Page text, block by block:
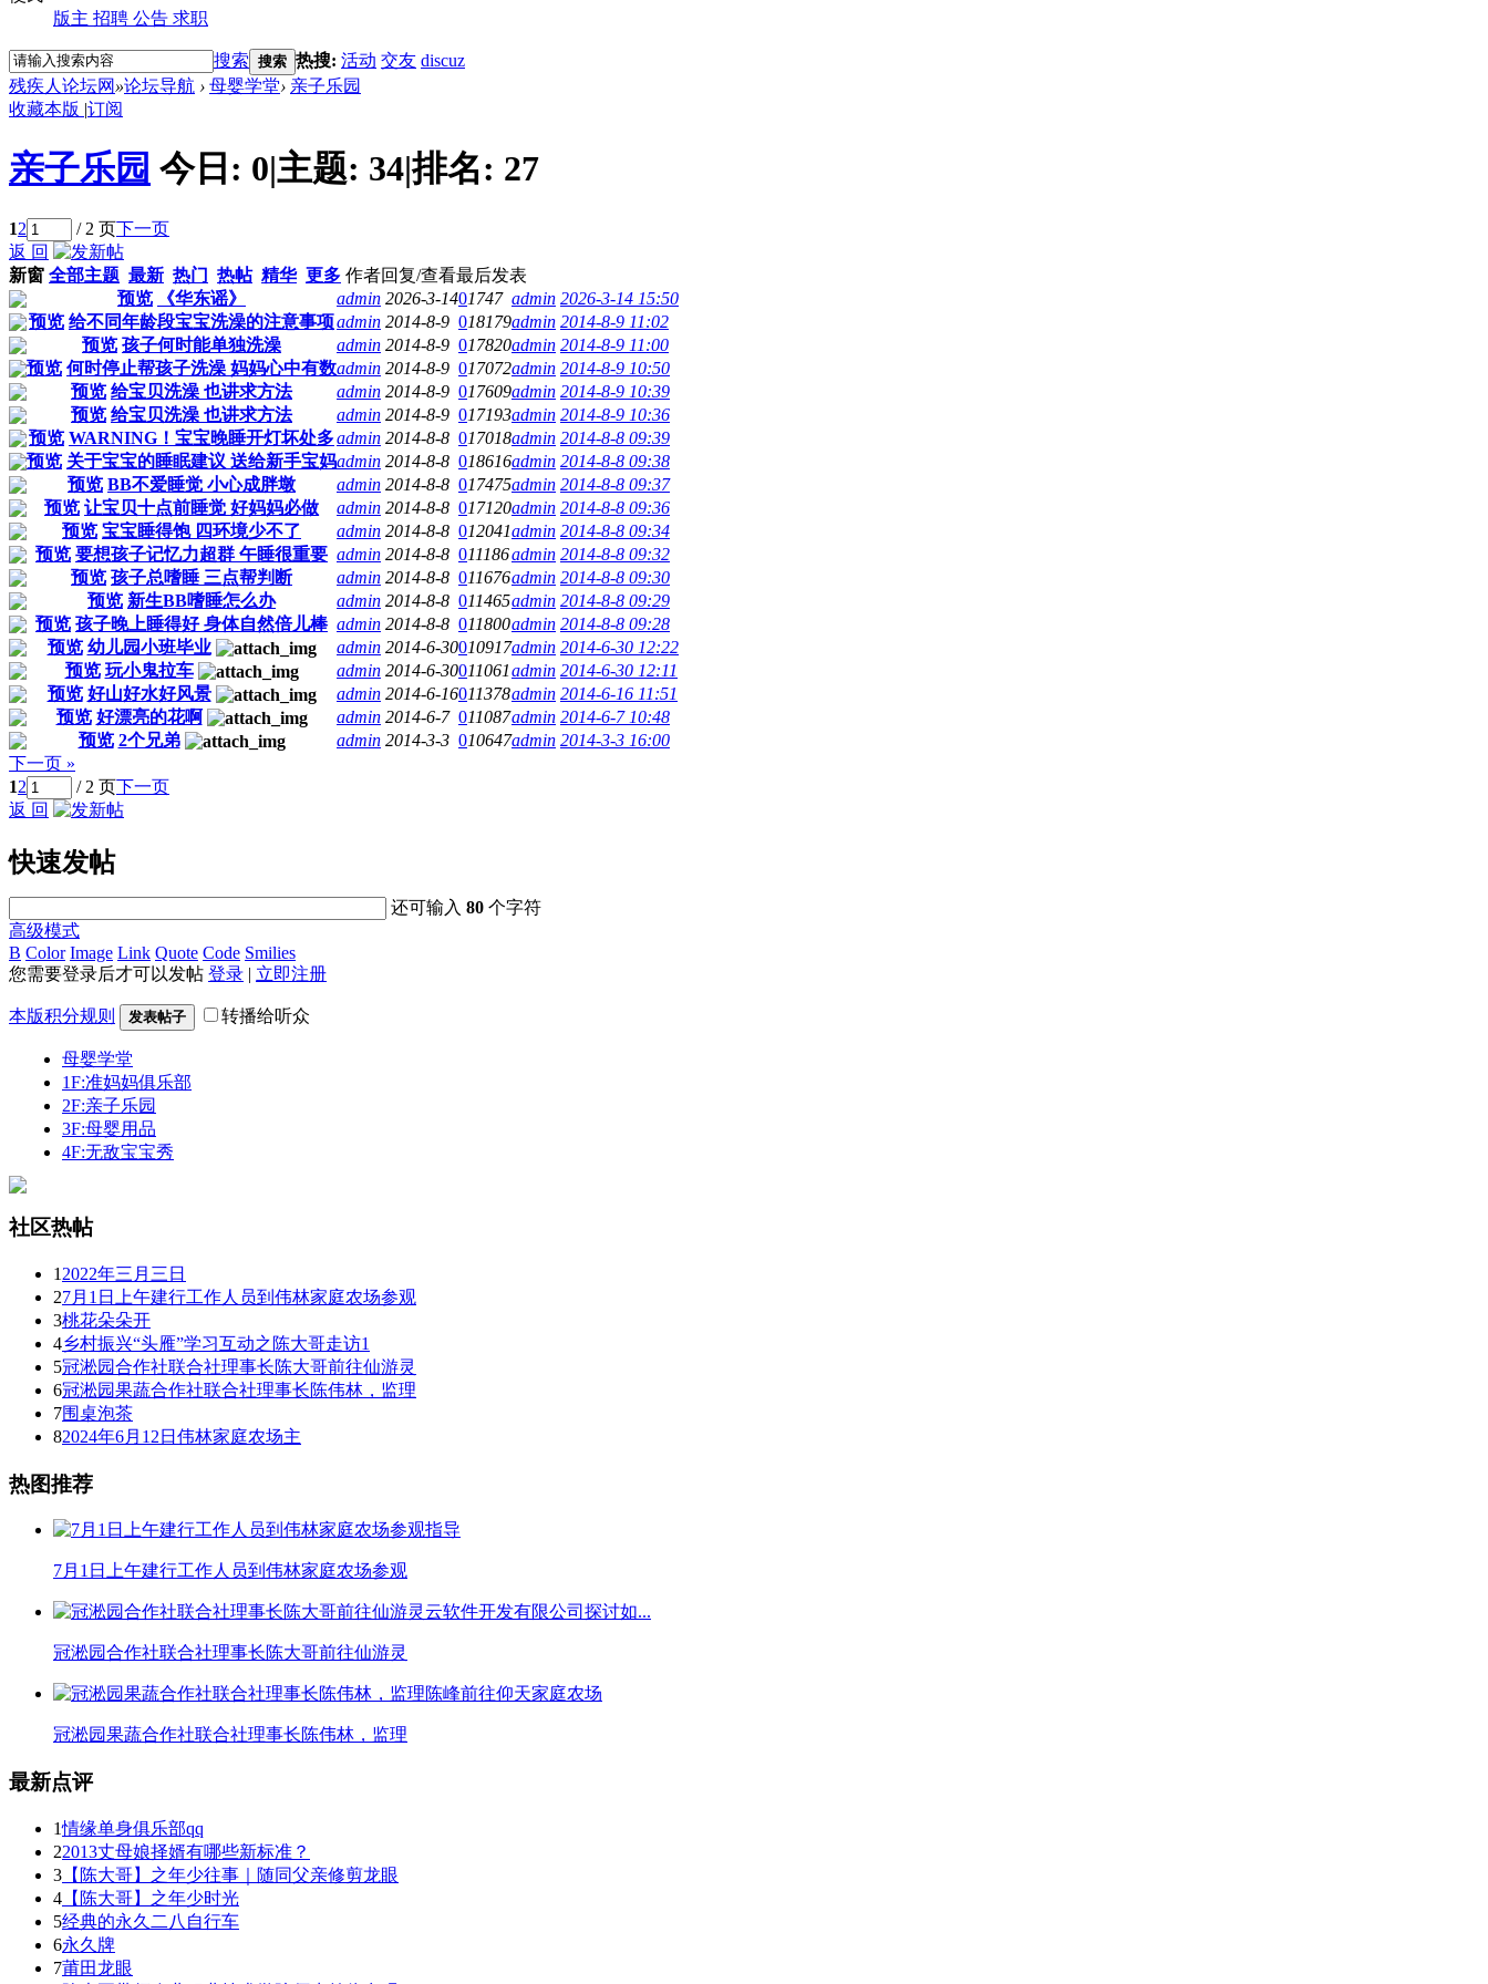
版主 招聘 公告 求职
搜索 搜索 热搜: 活动 交友 discuz
残疾人论坛网 »论坛导航 › 母婴学堂› 亲子乐园
收藏本版 |订阅
亲子乐园 今日: 0|主题: 34|排名: 27
12 / 2 页下一页
返 回
新窗 全部主题 最新 热门 热帖 精华 更多 作者回复/查看最后发表
预览
《华东谣》 admin 2026-3-1401747 admin 2026-3-14 15:50
预览 给不同年龄段宝宝洗澡的注意事项admin 2014-8-9 018179admin 2014-8-9 11:02
预览 孩子何时能单独洗澡 admin 2014-8-9 017820admin 2014-8-9 11:00
预览 何时停止帮孩子洗澡 妈妈心中有数admin 2014-8-9 017072admin 2014-8-9 10:50
预览 给宝贝洗澡 也讲求方法 admin 2014-8-9 017609admin 2014-8-9 10:39
预览 给宝贝洗澡 也讲求方法 admin 2014-8-9 017193admin 2014-8-9 10:36
预览 WARNING！宝宝晚睡开灯坏处多admin 2014-8-8 017018admin 2014-8-8 09:39
预览 关于宝宝的睡眠建议 送给新手宝妈admin 2014-8-8 018616admin 2014-8-8 09:38
预览 BB不爱睡觉 小心成胖墩 admin 2014-8-8 017475admin 2014-8-8 09:37
预览 让宝贝十点前睡觉 好妈妈必做 admin 2014-8-8 017120admin 2014-8-8 09:36
预览 宝宝睡得饱 四环境少不了 admin 2014-8-8 012041admin 2014-8-8 09:34
预览 要想孩子记忆力超群 午睡很重要 admin 2014-8-8 011186admin 2014-8-8 09:32
预览 孩子总嗜睡 三点帮判断 admin 2014-8-8 011676admin 2014-8-8 09:30
预览 新生BB嗜睡怎么办 admin 2014-8-8 011465admin 2014-8-8 09:29
预览 孩子晚上睡得好 身体自然倍儿棒 admin 2014-8-8 011800admin 2014-8-8 09:28
预览 幼儿园小班毕业 admin 2014-6-30010917admin 2014-6-30 12:22
预览 玩小鬼拉车 admin 2014-6-30011061admin 2014-6-30 12:11
预览 好山好水好风景 admin 2014-6-16011378admin 2014-6-16 11:51
预览 好漂亮的花啊 admin 2014-6-7 011087admin 2014-6-7 10:48
预览 2个兄弟 admin 2014-3-3 010647admin 2014-3-3 16:00
下一页 »
12 / 2 页下一页
返 回
快速发帖
还可输入80 个字符
高级模式
B Color Image Link Quote Code Smilies
您需要登录后才可以发帖 登录 | 立即注册
本版积分规则 发表帖子 转播给听众
母婴学堂
1F:准妈妈俱乐部
2F:亲子乐园
3F:母婴用品
4F:无敌宝宝秀
社区热帖
1 2022年三月三日
27月1日上午建行工作人员到伟林家庭农场参观
3桃花朵朵开
4乡村振兴“头雁”学习互动之陈大哥走访1
5冠淞园合作社联合社理事长陈大哥前往仙游灵
6冠淞园果蔬合作社联合社理事长陈伟林，监理
7围桌泡茶
82024年6月12日伟林家庭农场主
热图推荐
7月1日上午建行工作人员到伟林家庭农场参观
冠淞园合作社联合社理事长陈大哥前往仙游灵
冠淞园果蔬合作社联合社理事长陈伟林，监理
最新点评
1情缘单身俱乐部qq
22013丈母娘择婿有哪些新标准？
3 【陈大哥】之年少往事｜随同父亲修剪龙眼
4 【陈大哥】之年少时光
5经典的永久二八自行车
6永久牌
7莆田龙眼